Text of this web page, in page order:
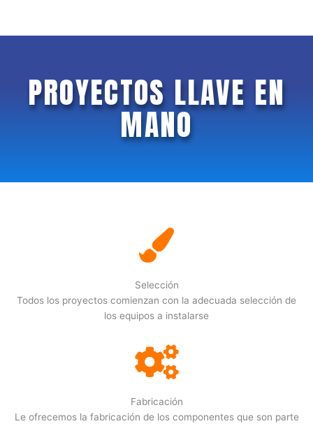
PROYECTOS LLAVE EN
MANO
Selección
Todos los proyectos comienzan con la adecuada selección de
los equipos a instalarse
Fabricación
Le ofrecemos la fabricación de los componentes que son parte